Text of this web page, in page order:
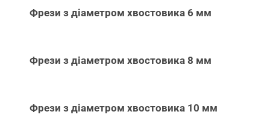
Фрези з діаметром хвостовика 6 мм
Фрези з діаметром хвостовика 8 мм
Фрези з діаметром хвостовика 10 мм